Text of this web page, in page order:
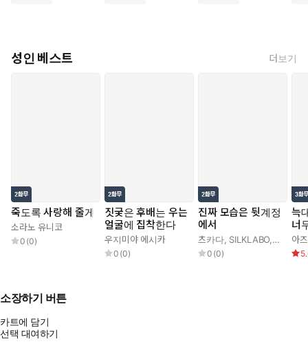
성인 베스트 더보기
죽도록 사랑해 줄게
소라노 유니코
0 (0)
짓궂은 후배는 우는
얼굴에 집착한다
우지미야 에시카
0 (0)
진짜 모습은 뒷계정
에서
츠카다, SILKLABO, 로만
0 (0)
늑
너
아
소장하기 버튼
카트에 담기
선택 대여하기